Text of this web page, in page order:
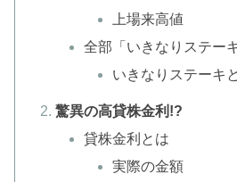
上場来高値
全部「いきなりステー
いきなりステーキ
驚異の高貸株金利!?
貸株金利とは
実際の金額